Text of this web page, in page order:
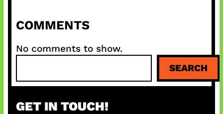
COMMENTS
No comments to show.
a
c
SEARCH
GET IN TOUCH!